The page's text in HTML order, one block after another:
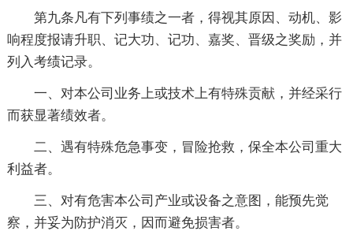
第九条凡有下列事绩之一者，得视其原因、动机、影
响程度报请升职、记大功、记功、嘉奖、晋级之奖励，并
列入考绩记录。
一、对本公司业务上或技术上有特殊贡献，并经采行
而获显著绩效者。
二、遇有特殊危急事变，冒险抢救，保全本公司重大
利益者。
三、对有危害本公司产业或设备之意图，能预先觉
察，并妥为防护消灭，因而避免损害者。